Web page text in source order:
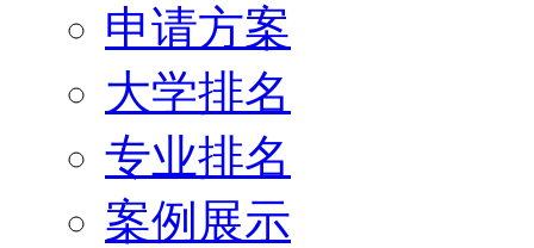
申请方案
大学排名
专业排名
案例展示